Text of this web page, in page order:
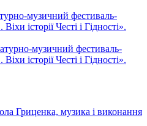
музичний фестиваль-
історії Честі і Гідності».
музичний фестиваль-
історії Честі і Гідності».
Гриценка, музика і виконання